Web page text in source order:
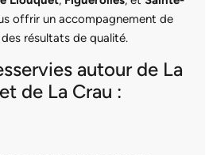
offrir un accompagnement de
résultats de qualité.
autour de La
de La Crau :